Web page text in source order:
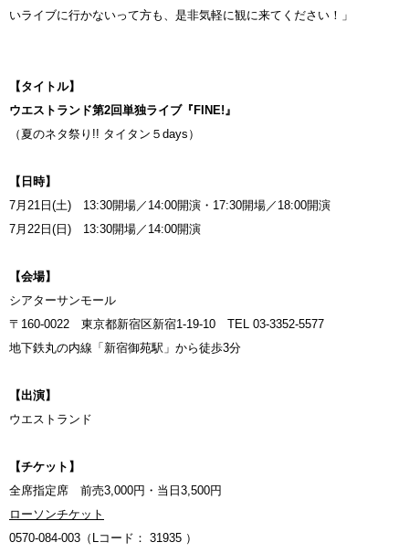
いライブに行かないって方も、是非気軽に観に来てください！」
【タイトル】
ウエストランド第2回単独ライブ『FINE!』
（夏のネタ祭り!! タイタン５days）
【日時】
7月21日(土) 13:30開場／14:00開演・17:30開場／18:00開演
7月22日(日) 13:30開場／14:00開演
【会場】
シアターサンモール
〒160-0022 東京都新宿区新宿1-19-10 TEL 03-3352-5577
地下鉄丸の内線「新宿御苑駅」から徒歩3分
【出演】
ウエストランド
【チケット】
全席指定席 前売3,000円・当日3,500円
ローソンチケット
0570-084-003（Lコード： 31935 ）